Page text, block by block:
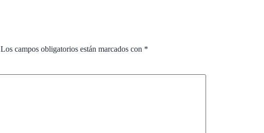
Los campos obligatorios están marcados con *